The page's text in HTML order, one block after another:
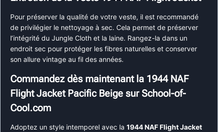
Pour préserver la qualité de votre veste, il est recommandé
de privilégier le nettoyage à sec. Cela permet de préserver
l’intégrité du Jungle Cloth et la laine. Rangez-la dans un
endroit sec pour protéger les fibres naturelles et conserver
son allure vintage au fil des années.
Commandez dès maintenant la 1944 NAF
Flight Jacket Pacific Beige sur School-of-
Cool.com
Adoptez un style intemporel avec la 1944 NAF Flight Jacket